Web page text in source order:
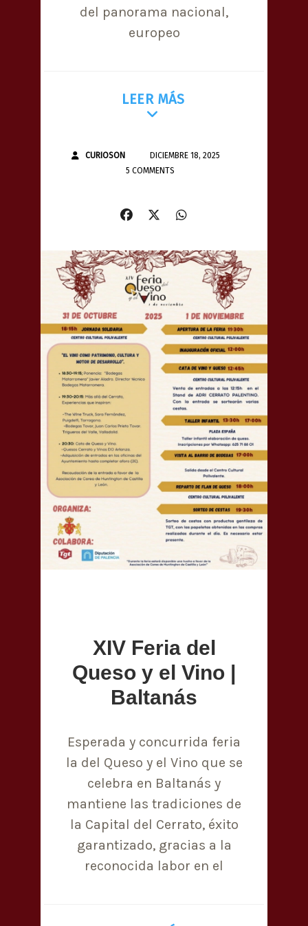
del panorama nacional,
europeo
LEER MÁS
CURIOSON
DICIEMBRE 18, 2025
5 COMMENTS
XIV Feria del
Queso y el Vino |
Baltanás
Esperada y concurrida feria
la del Queso y el Vino que se
celebra en Baltanás y
mantiene las tradiciones de
la Capital del Cerrato, éxito
garantizado, gracias a la
reconocida labor en el